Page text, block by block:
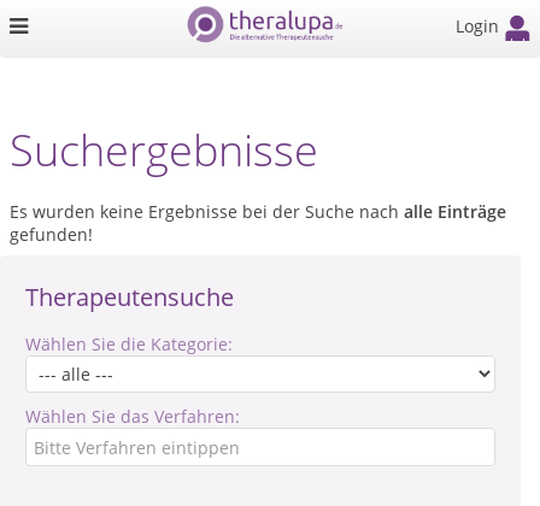
Login
Therapeutensuche
Wählen Sie die Kategorie:
Wählen Sie das Verfahren:
Suchergebnisse
Es wurden keine Ergebnisse bei der Suche nach alle Einträge
gefunden!